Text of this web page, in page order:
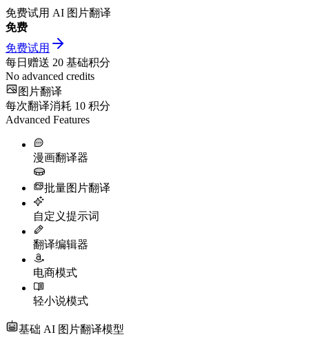
免费试用 AI 图片翻译
免费
免费试用
每日赠送 20 基础积分
No advanced credits
图片翻译
每次翻译消耗 10 积分
Advanced Features
漫画翻译器
批量图片翻译
自定义提示词
翻译编辑器
电商模式
轻小说模式
基础 AI 图片翻译模型